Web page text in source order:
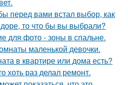
перед вами встал выбор, как
то что бы вы выбрали?
для фото - зоны в спальне.
маленькой девочки.
в квартире или дома есть?
хоть раз делал ремонт.